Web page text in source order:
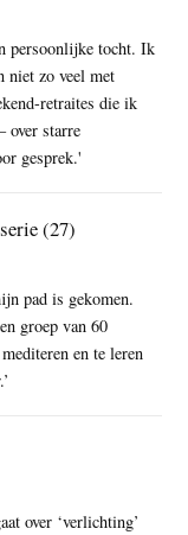
persoonlijke tocht. Ik
niet zo veel met
retraites die ik
over starre
gesprek.'
(27)
pad is gekomen.
groep van 60
en te leren
over ‘verlichting’